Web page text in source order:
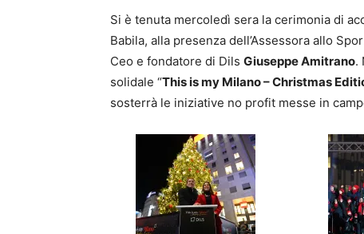
Si è tenuta mercoledì sera la cerimonia di
Babila, alla presenza dell’Assessora allo
Ceo e fondatore di Dils Giuseppe Amitrano.
solidale “Thisis my Milano – Christmas
sosterrà le iniziative no profit messe in